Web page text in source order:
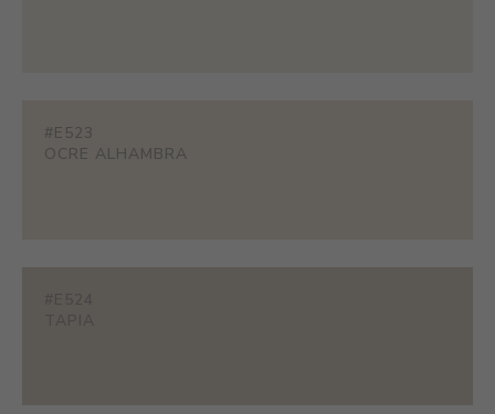
#E523
OCRE ALHAMBRA